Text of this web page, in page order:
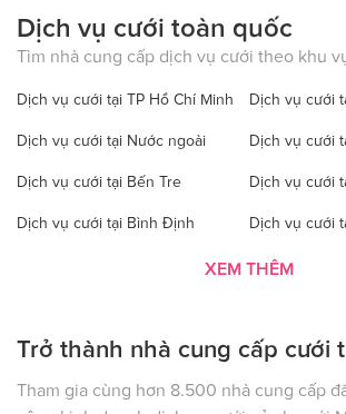
Dịch vụ cưới toàn quốc
Tìm nhà cung cấp dịch vụ cưới theo khu
Dịch vụ cưới tại TP Hồ Chí Minh Dịch vụ cưới
Dịch vụ cưới tại Nước ngoài Dịch vụ cưới
Dịch vụ cưới tại Bến Tre Dịch vụ cưới
Dịch vụ cưới tại Bình Định Dịch vụ cưới
Dịch vụ cưới tại Bình Thuận Dịch vụ cưới
Dịch vụ cưới tại Hà Nội Dịch vụ cưới
Dịch vụ cưới tại Điện Biên Dịch vụ cưới
XEM THÊM
Trở thành nhà cung cấp cưới
Tham gia cùng hơn 8.500 nhà cung cấp